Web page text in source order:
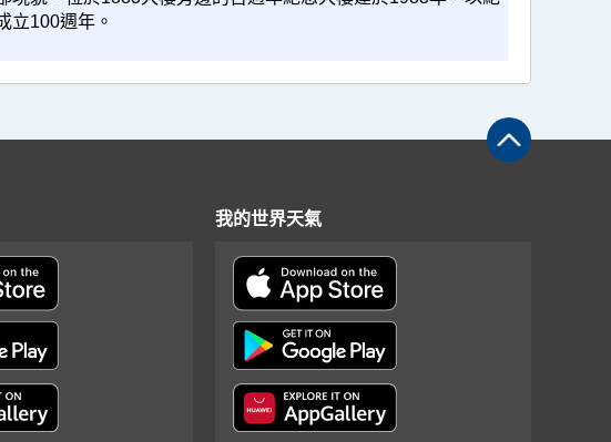
立100週年。
我的世界天氣